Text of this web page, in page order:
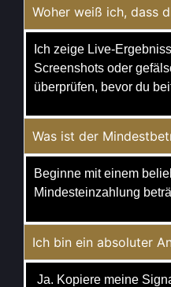
Woher weiß ich, dass
Ich zeige Live-
Screenshots oder
überprüfen, bevor du
Was ist der
Beginne mit einem
Mindesteinzahlung
Ich bin ein absoluter
Ja. Kopiere meine